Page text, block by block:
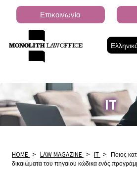
Επικοινωνία
IT
HOME > LAW MAGAZINE > IT > Ποιος
δικαιώματα του πηγαίου κώδικα ενός